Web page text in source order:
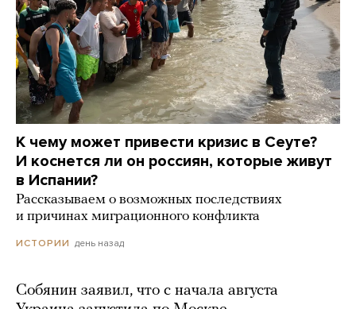
К чему может привести кризис в Сеуте?
И коснется ли он россиян, которые живут
в Испании?
Рассказываем о возможных последствиях
и причинах миграционного конфликта
ИСТОРИИ день назад
Собянин заявил, что с начала августа